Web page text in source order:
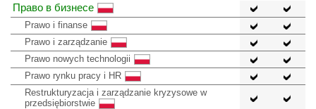
Право в бизнесе
Prawo i finanse
Prawo i zarządzanie
Prawo nowych technologii
Prawo rynku pracy i HR
Restrukturyzacja i zarządzanie kryzysowe w
przedsiębiorstwie